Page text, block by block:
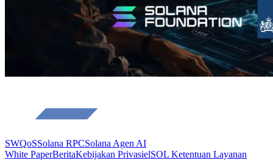
SWQoSSolana RPCSolana Agen AI
White PaperBeritaKebijakan PrivasielSOL Ketentuan Layanan